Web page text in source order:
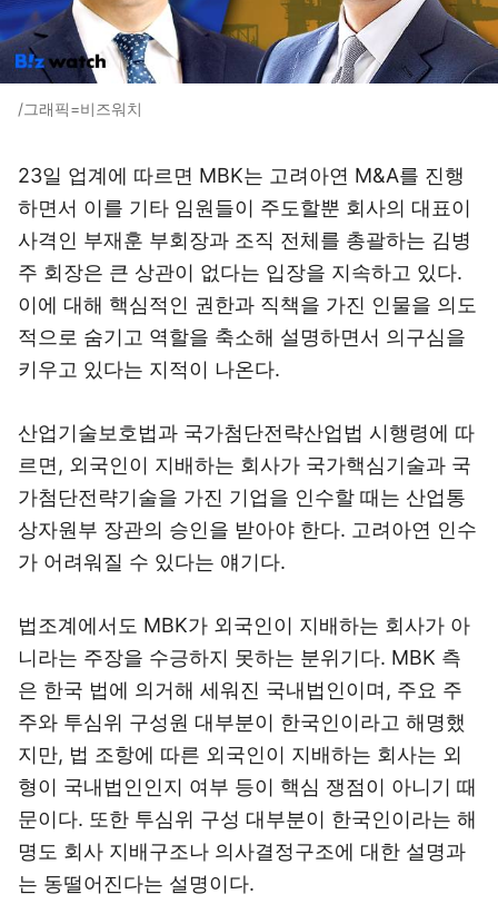
/그래픽=비즈워치
23일 업계에 따르면 MBK는 고려아연 M&A를 진행
하면서 이를 기타 임원들이 주도할뿐 회사의 대표이
사격인 부재훈 부회장과 조직 전체를 총괄하는 김병
주 회장은 큰 상관이 없다는 입장을 지속하고 있다.
이에 대해 핵심적인 권한과 직책을 가진 인물을 의도
적으로 숨기고 역할을 축소해 설명하면서 의구심을
키우고 있다는 지적이 나온다.
산업기술보호법과 국가첨단전략산업법 시행령에 따
르면, 외국인이 지배하는 회사가 국가핵심기술과 국
가첨단전략기술을 가진 기업을 인수할 때는 산업통
상자원부 장관의 승인을 받아야 한다. 고려아연 인수
가 어려워질 수 있다는 얘기다.
법조계에서도 MBK가 외국인이 지배하는 회사가 아
니라는 주장을 수긍하지 못하는 분위기다. MBK 측
은 한국 법에 의거해 세워진 국내법인이며, 주요 주
주와 투심위 구성원 대부분이 한국인이라고 해명했
지만, 법 조항에 따른 외국인이 지배하는 회사는 외
형이 국내법인인지 여부 등이 핵심 쟁점이 아니기 때
문이다. 또한 투심위 구성 대부분이 한국인이라는 해
명도 회사 지배구조나 의사결정구조에 대한 설명과
는 동떨어진다는 설명이다.